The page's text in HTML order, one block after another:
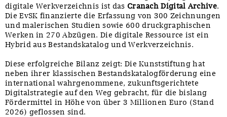
digitale Werkverzeichnis ist das Cranach Digital Archive.
Die EvSK finanzierte die Erfassung von 300 Zeichnungen
und malerischen Studien sowie 600 druckgraphischen
Werken in 270 Abzügen. Die digitale Ressource ist ein
Hybrid aus Bestandskatalog und Werkverzeichnis.
Diese erfolgreiche Bilanz zeigt: Die Kunststiftung hat
neben ihrer klassischen Bestandskatalogförderung eine
international wahrgenommene, zukunftsgerichtete
Digitalstrategie auf den Weg gebracht, für die bislang
Fördermittel in Höhe von über 3 Millionen Euro (Stand
2026) geflossen sind.